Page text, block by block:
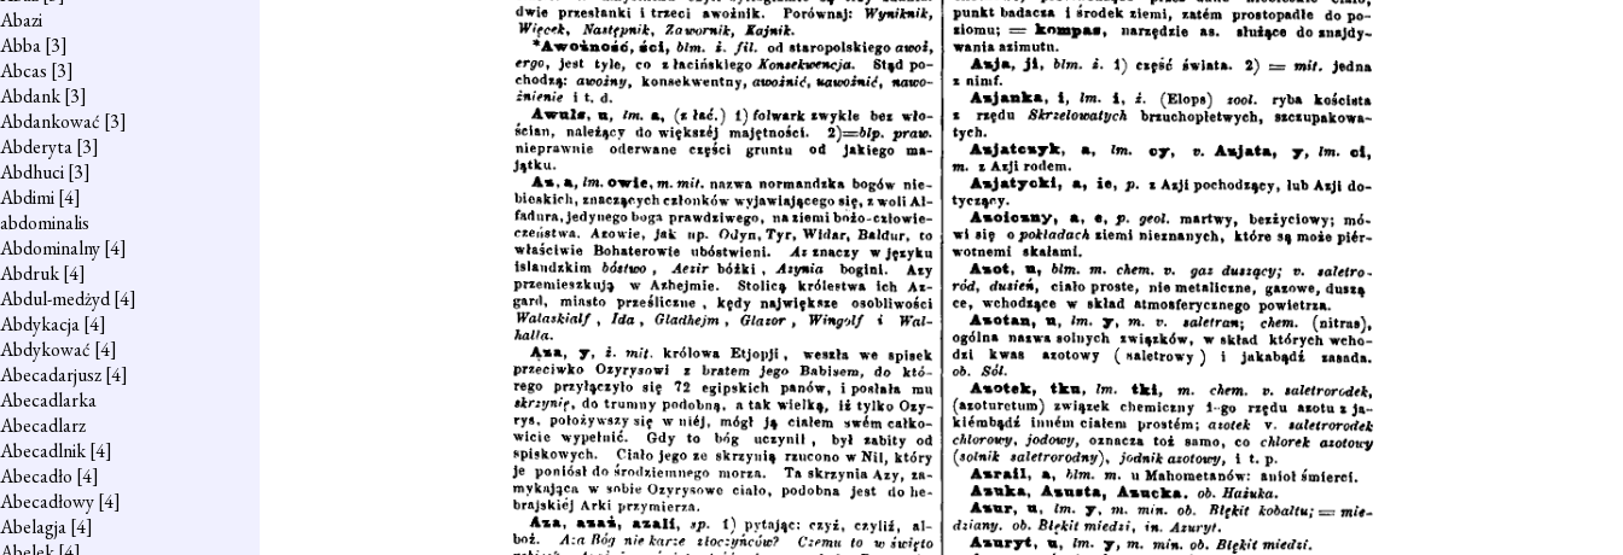
Abazi
Abba[3]
Abcas [3]
Abdank[3]
Abdankować [3]
Abderyta[3]
Abdhuci[3]
Abdimi[4]
abdominalis
Abdominalny[4]
Abdruk[4]
Abdul-medżyd[4]
Abdykacja[4]
Abdykować [4]
Abecadarjusz[4]
Abecadlarka
Abecadlarz
Abecadlnik[4]
Abecadło [4]
Abecadłowy[4]
Abelagja[4]